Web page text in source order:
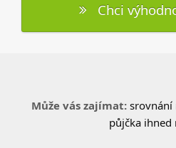
Chci
Může vás zajímat: srovnání
půjčka ihned